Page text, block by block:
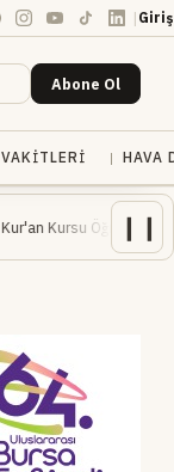
| Giriş
Abone Ol
HAVA
Piknikte ❙❙